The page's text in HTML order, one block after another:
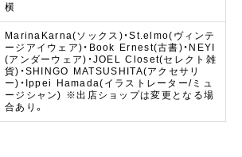
横​​
MarinaKarna(ソックス)・St.elmo(ヴィンテ
ージアイウェア)​・Book Ernest(古書)・NEYI
(アンダーウェア)・JOEL Closet(セレクト雑
貨)・SHINGO MATSUSHITA(アクセサリ
ー)・Ippei Hamada(イラストレーター/ミュ
ージシャン) ※出店ショップは変更となる場
合あり。